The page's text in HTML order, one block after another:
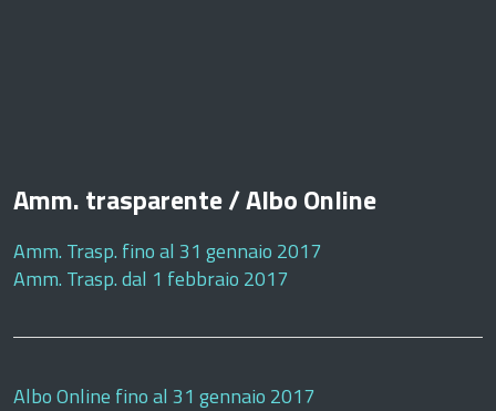
Amm. trasparente / Albo Online
Amm. Trasp. fino al 31 gennaio 2017
Amm. Trasp. dal 1 febbraio 2017
Albo Online fino al 31 gennaio 2017